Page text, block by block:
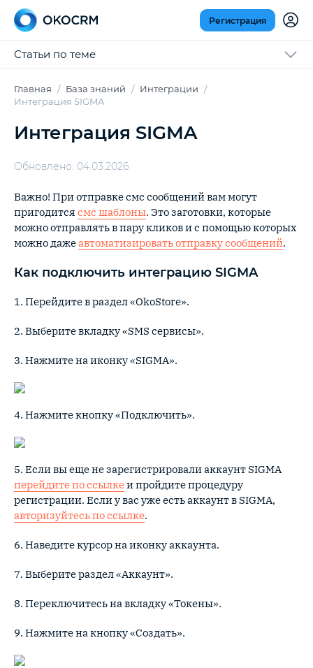
Регистрация
Статьи по теме
Главная База знаний
Интеграции
Интеграция SIGMA
Интеграция SIGMA
Обновлено: 04.03.2026
Важно! При отправке смс сообщений вам могут
пригодится смс шаблоны. Это заготовки, которые
можно отправлять в пару кликов и с помощью которых
можно дажеавтоматизировать отправку сообщений.
Как подключить интеграцию SIGMA
1. Перейдите в раздел «OkoStore».
2. Выберите вкладку «SMS сервисы».
3. Нажмите на иконку «SIGMA».
4. Нажмите кнопку «Подключить».
5. Если вы еще не зарегистрировали аккаунт SIGMA
перейдите по ссылкеи пройдите процедуру
регистрации. Если у вас уже есть аккаунт в SIGMA,
авторизуйтесь по ссылке.
6. Наведите курсор на иконку аккаунта.
7. Выберите раздел «Аккаунт».
8. Переключитесь на вкладку «Токены».
9. Нажмите на кнопку «Создать».